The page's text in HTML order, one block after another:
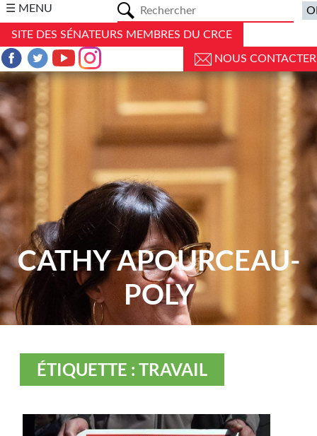
☰ MENU
SITE DES SÉNATEURS MEMBRES DU CRCE
NOUS CONTACTER
CATHY APOURCEAU-
POLY
ÉTIQUETTE : TRAVAIL